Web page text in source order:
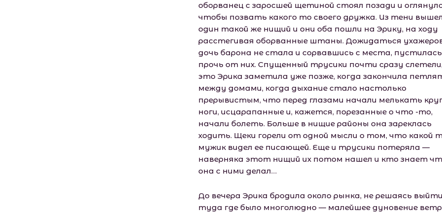
оборванец с заросшей щетиной стоял позади и
чтобы позвать какого то своего дружка. Из тени
один такой же нищий и они оба пошли на Эрику, на ходу
расстегивая оборванные штаны. Дожидаться
дочь барона не стала и сорвавшись с места, пустилась
прочь от них. Спущенный трусики почти сразу
это Эрика заметила уже позже, когда закончила
между домами, когда дыхание стало настолько
прерывистым, что перед глазами начали мелькать
ноги, исцарапанные и, кажется, порезанные о что -то,
начали болеть. Больше в нищие районы она зареклась
ходить. Щеки горели от одной мысли о том, что какой
мужик видел ее писающей. Еще и трусики потеряла —
наверняка этот нищий их потом нашел и кто знает
она с ними делал…
До вечера Эрика бродила около рынка, не решаясь выйти
туда где было многолюдно — малейшее дуновение